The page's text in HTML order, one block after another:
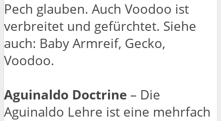
Pech glauben. Auch Voodoo ist
verbreitet und gefürchtet. Siehe
auch: Baby Armreif, Gecko,
Voodoo.
Aguinaldo Doctrine – Die
Aguinaldo Lehre ist eine mehrfach